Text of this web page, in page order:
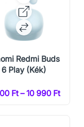
Redmi Buds
6 Play (Kék)
Ft – 10 990 Ft